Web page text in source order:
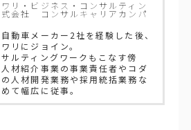
ワリ・ビジネス・コンサルティン
式会社 コンサルキャリアカンパ
動車メーカー2社を経験した後、
リにジョイン。
ルティングワークもこなす傍
人材紹介事業の事業責任者やコダ
の人材開発業務や採用統括業務な
て幅広に従事。